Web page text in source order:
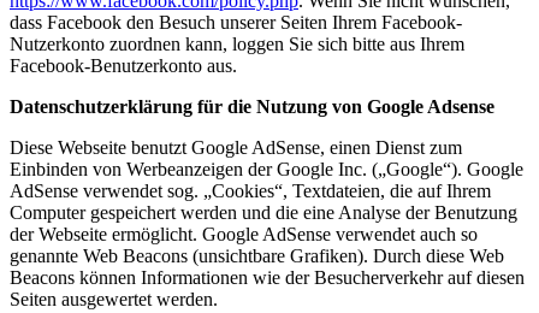
dass Facebook den Besuch unserer Seiten Ihrem Facebook-
Nutzerkonto zuordnen kann, loggen Sie sich bitte aus Ihrem
Facebook-Benutzerkonto aus.
Datenschutzerklärung für die Nutzung von Google Adsense
Diese Webseite benutzt Google AdSense, einen Dienst zum
Einbinden von Werbeanzeigen der Google Inc. („Google“). Google
AdSense verwendet sog. „Cookies“, Textdateien, die auf Ihrem
Computer gespeichert werden und die eine Analyse der Benutzung
der Webseite ermöglicht. Google AdSense verwendet auch so
genannte Web Beacons (unsichtbare Grafiken). Durch diese Web
Beacons können Informationen wie der Besucherverkehr auf diesen
Seiten ausgewertet werden.